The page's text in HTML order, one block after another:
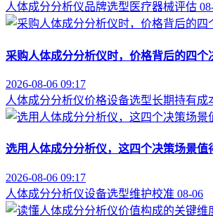
人体成分分析仪品牌选型 医疗器械评估
采购人体成分分析仪时，价格背后的四个
2026-08-06 09:17
人体成分分析仪价格设备选型长期持有成
选用人体成分分析仪，这四个决策场景值
2026-08-06 09:17
人体成分分析仪设备选型维护校准 08-06